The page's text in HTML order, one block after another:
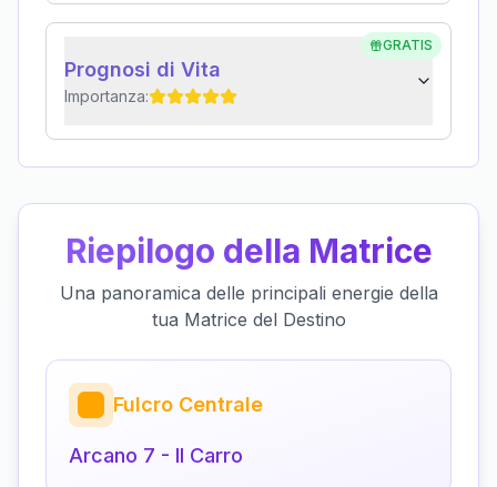
GRATIS
Prognosi di Vita
Importanza:
Riepilogo della Matrice
Una panoramica delle principali energie della
tua Matrice del Destino
Fulcro Centrale
Arcano 7 - Il Carro